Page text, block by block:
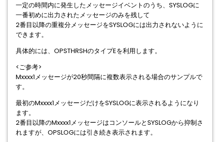
一定の時間内に発生したメッセージイベントのうち、SYSLOGに
一番初めに出力されたメッセージのみを残して
2番目以降の重複分メッセージをSYSLOGには出力されないように
できます。
具体的には、OPSTHRSHのタイプEを利用します。
<ご参考>
Mxxxx1メッセージが20秒間隔に複数表示される場合のサンプルで
す。
最初のMxxxx1メッセージだけをSYSLOGに表示されるようになり
ます。
2番目以降のMxxxx1メッセージはコンソールとSYSLOGから抑制さ
れますが、OPSLOGには引き続き表示されます。